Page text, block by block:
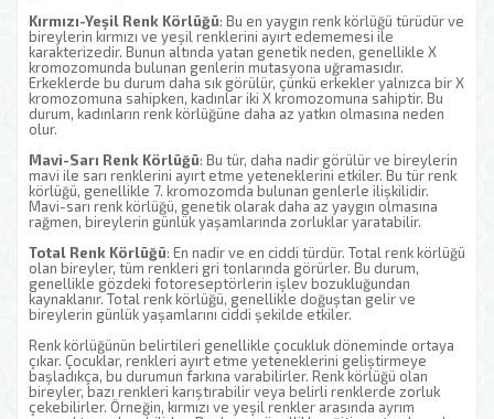
Kırmızı-Yeşil Renk Körlüğü: Bu en yaygın renk körlüğü türüdür ve
bireylerin kırmızı ve yeşil renklerini ayırt edememesi ile
karakterizedir. Bunun altında yatan genetik neden, genellikle X
kromozomunda bulunan genlerin mutasyona uğramasıdır.
Erkeklerde bu durum daha sık görülür, çünkü erkekler yalnızca bir X
kromozomuna sahipken, kadınlar iki X kromozomuna sahiptir. Bu
durum, kadınların renk körlüğüne daha az yatkın olmasına neden
olur.
Mavi-Sarı Renk Körlüğü: Bu tür, daha nadir görülür ve bireylerin
mavi ile sarı renklerini ayırt etme yeteneklerini etkiler. Bu tür renk
körlüğü, genellikle 7. kromozomda bulunan genlerle ilişkilidir.
Mavi-sarı renk körlüğü, genetik olarak daha az yaygın olmasına
rağmen, bireylerin günlük yaşamlarında zorluklar yaratabilir.
Total Renk Körlüğü: En nadir ve en ciddi türdür. Total renk körlüğü
olan bireyler, tüm renkleri gri tonlarında görürler. Bu durum,
genellikle gözdeki fotoreseptörlerin işlev bozukluğundan
kaynaklanır. Total renk körlüğü, genellikle doğuştan gelir ve
bireylerin günlük yaşamlarını ciddi şekilde etkiler.
Renk körlüğünün belirtileri genellikle çocukluk döneminde ortaya
çıkar. Çocuklar, renkleri ayırt etme yeteneklerini geliştirmeye
başladıkça, bu durumun farkına varabilirler. Renk körlüğü olan
bireyler, bazı renkleri karıştırabilir veya belirli renklerde zorluk
çekebilirler. Örneğin, kırmızı ve yeşil renkler arasında ayrım